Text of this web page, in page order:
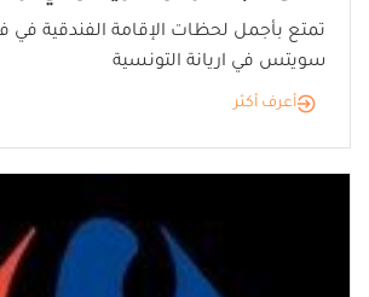
تمتع بأجمل لحظات الإقامة الفندقية في
سويتس في اريانة التونسية
أعرف أكثر